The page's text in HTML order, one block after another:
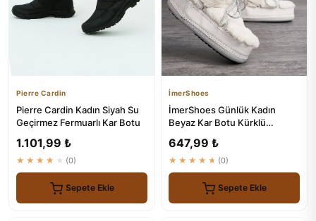
Pierre Cardin
Pierre Cardin Kadın Siyah Su
Geçirmez Fermuarlı Kar Botu
1.101,99 ₺
★★★★★ (0)
Sepete Ekle
İmerShoes
İmerShoes Günlük Kadın
Beyaz Kar Botu Kürklü
647,99 ₺
★★★★★ (0)
Sepete Ekle